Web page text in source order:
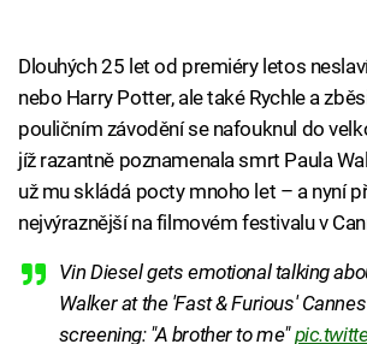
Dlouhých 25 let od premiéry letos
nebo Harry Potter, ale také Rychle a
pouličním závodění se nafouknul do
jíž razantně poznamenala smrt Paula
už mu skládá pocty mnoho let – a nyní
nejvýraznější na filmovém festivalu v
Vin Diesel gets emotional talking
Walker at the 'Fast & Furious'
screening: "A brother to me"